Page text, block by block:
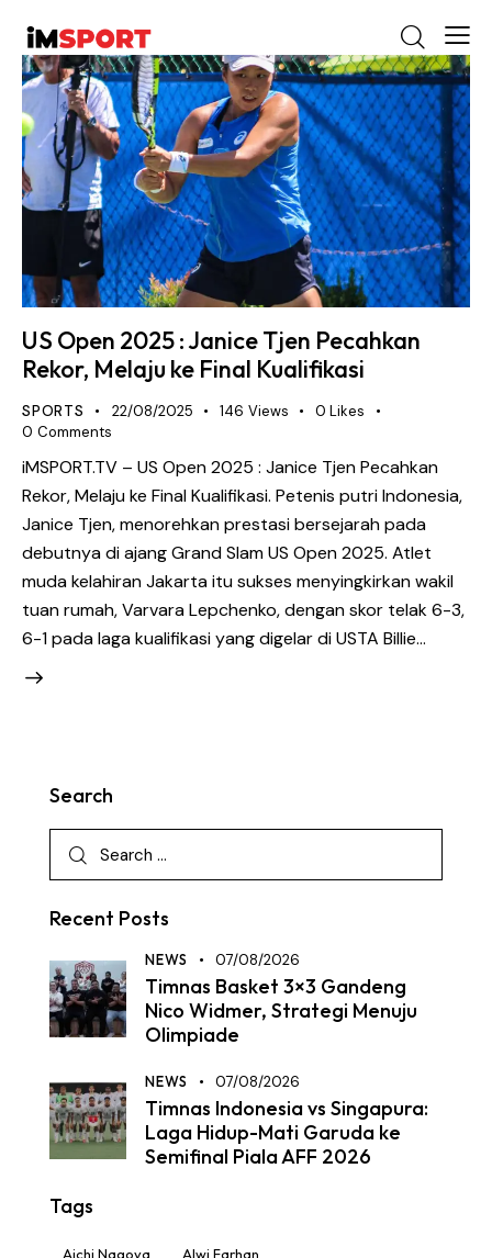
US Open 2025 : Janice Tjen Pecahkan
Rekor, Melaju ke Final Kualifikasi
SPORTS 22/08/2025 146 Views 0 Likes
0 Comments
iMSPORT.TV – US Open 2025 : Janice Tjen Pecahkan
Rekor, Melaju ke Final Kualifikasi. Petenis putri Indonesia,
Janice Tjen, menorehkan prestasi bersejarah pada
debutnya di ajang Grand Slam US Open 2025. Atlet
muda kelahiran Jakarta itu sukses menyingkirkan wakil
tuan rumah, Varvara Lepchenko, dengan skor telak 6-3,
6-1 pada laga kualifikasi yang digelar di USTA Billie…
Search
Recent Posts
NEWS 07/08/2026
Timnas Basket 3×3 Gandeng
Nico Widmer, Strategi Menuju
Olimpiade
NEWS 07/08/2026
Timnas Indonesia vs Singapura:
Laga Hidup-Mati Garuda ke
Semifinal Piala AFF 2026
Tags
Aichi Nagoya Alwi Farhan